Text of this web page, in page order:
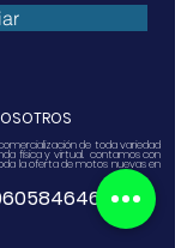
de toda variedad
física y virtual. contamos con
la oferta de motos nuevas en